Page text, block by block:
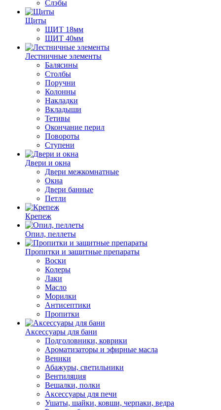
Слэбы
Щиты
ЩИТ 18мм
ЩИТ 40мм
Лестничные элементы
Балясины
Столбы
Поручни
Колонны
Накладки
Вкладыши
Тетивы
Окончание перил
Повороты
Ступени
Двери и окна
Двери межкомнатные
Окна
Двери банные
Петли
Крепеж
Опил, пеллеты
Пропитки и защитные препараты
Воски
Колеры
Лаки
Масло
Морилки
Антисептики
Пропитки
Аксессуары для бани
Подголовники, коврики
Ароматизаторы и эфирные масла
Веники
Абажуры, светильники
Вентиляция
Вешалки, полки
Аксессуары для печи
Ушаты, шайки, ковши, черпаки, ведра